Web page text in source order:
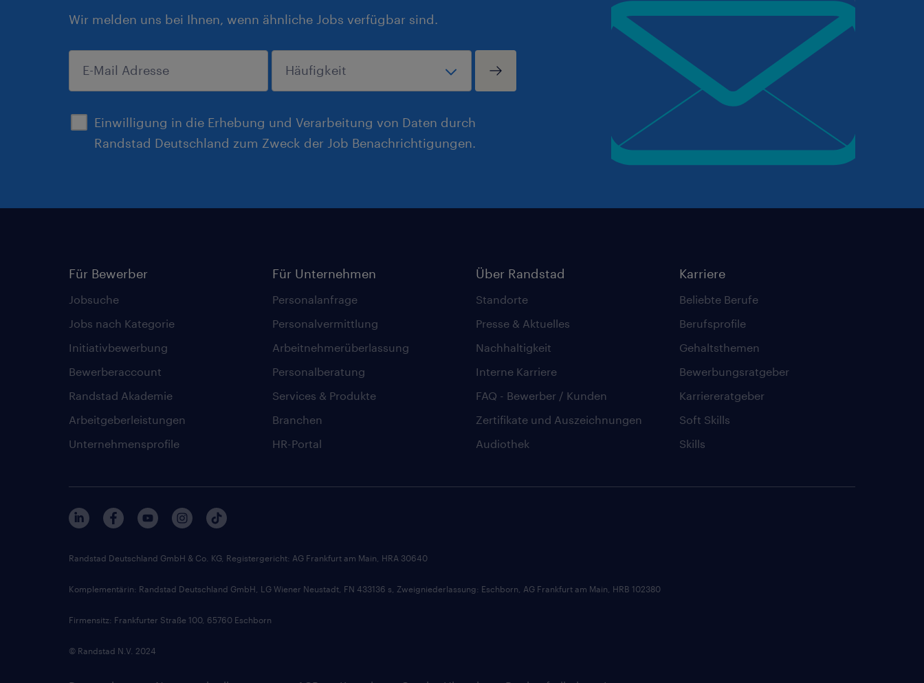
Wir melden uns bei Ihnen, wenn ähnliche Jobs verfügbar sind.
Einwilligung in die Erhebung und Verarbeitung von Daten durch
Randstad Deutschland zum Zweck der Job Benachrichtigungen.
anmelden
Für Bewerber
Jobsuche
Jobs nach Kategorie
Initiativbewerbung
Bewerberaccount
Randstad Akademie
Arbeitgeberleistungen
Unternehmensprofile
Für Unternehmen
Personalanfrage
Personalvermittlung
Arbeitnehmerüberlassung
Personalberatung
Services & Produkte
Branchen
HR-Portal
Über Randstad
Standorte
Presse & Aktuelles
Nachhaltigkeit
Interne Karriere
FAQ - Bewerber / Kunden
Zertifikate und Auszeichnungen
Audiothek
Karriere
Beliebte Berufe
Berufsprofile
Gehaltsthemen
Bewerbungsratgeber
Karriereratgeber
Soft Skills
Skills
Randstad Deutschland GmbH & Co. KG, Registergericht: AG Frankfurt am Main, HRA 30640
Komplementärin: Randstad Deutschland GmbH, LG Wiener Neustadt, FN 433136 s, Zweigniederlassung: Eschborn, AG Frankfurt am Main, HRB 102380
Firmensitz: Frankfurter Straße 100, 65760 Eschborn
© Randstad N.V. 2024